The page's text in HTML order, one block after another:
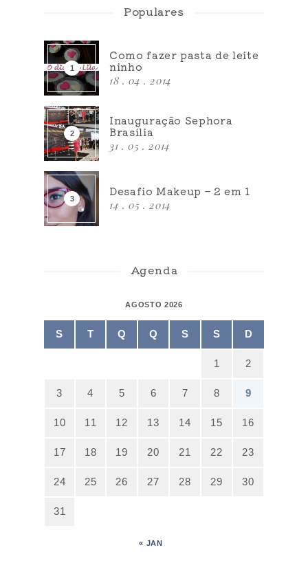
Populares
Como fazer pasta de leite
ninho
18 . 04 . 2014
Inauguração Sephora
Brasília
31 . 05 . 2014
Desafio Makeup – 2 em 1
14 . 05 . 2014
Agenda
AGOSTO 2026
S T Q Q S S D
1 2
3 4 5 6 7 8 9
10 11 12 13 14 15 16
17 18 19 20 21 22 23
24 25 26 27 28 29 30
31
« JAN